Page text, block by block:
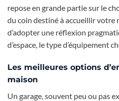
repose en grande partie sur le
du coin destiné à accueillir
d’adopter une réflexion
d’espace, le type d’équipement
Les meilleures options
maison
Un garage, souvent peu ou pas